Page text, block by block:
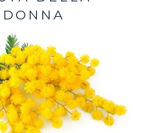
DONNA